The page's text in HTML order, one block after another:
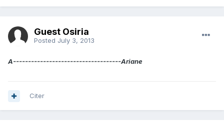
Guest Osiria
Posted July 3, 2013
A------------------------------------Ariane
Citer